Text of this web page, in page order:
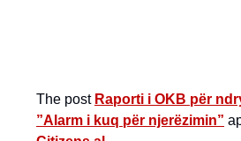
The post Raporti i OKB për
”Alarm i kuq për njerëzimin”